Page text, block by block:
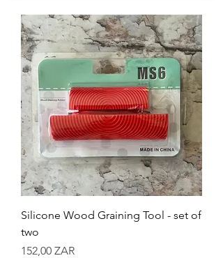
Silicone Wood Graining Tool - set of
two
Preis
152,00 ZAR